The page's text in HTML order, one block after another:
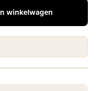
winkelwagen